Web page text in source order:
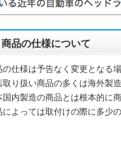
品の仕様について
の仕様は予告なく変更となる
取り扱い商品の多くは海外製
内製造の商品とは根本的に
よっては取付けの際に多少